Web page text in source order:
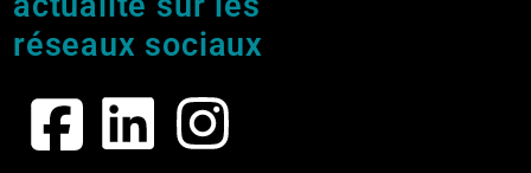
réseaux sociaux